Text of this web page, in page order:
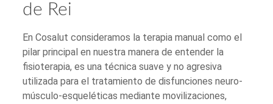
de Rei
En Cosalut consideramos la terapia manual como el
pilar principal en nuestra manera de entender la
fisioterapia, es una técnica suave y no agresiva
utilizada para el tratamiento de disfunciones neuro-
músculo-esqueléticas mediante movilizaciones,